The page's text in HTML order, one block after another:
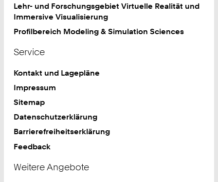
Lehr- und Forschungsgebiet Virtuelle Realität und
Immersive Visualisierung
Profilbereich Modeling & Simulation Sciences
Service
Kontakt und Lagepläne
Impressum
Sitemap
Datenschutzerklärung
Barrierefreiheitserklärung
Feedback
Weitere Angebote